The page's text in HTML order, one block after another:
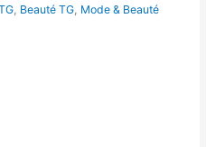
, Beauté TG, Mode & Beauté